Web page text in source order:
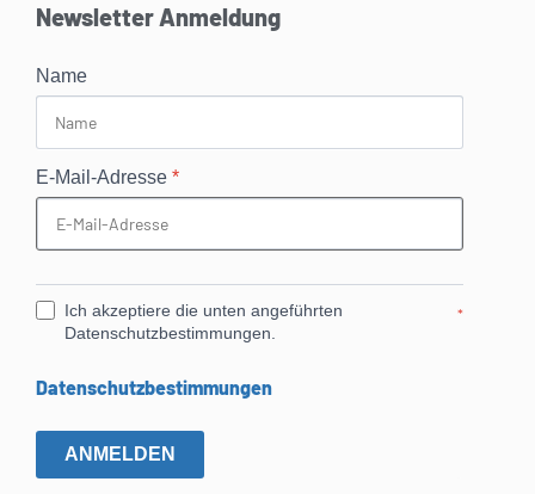
Newsletter Anmeldung
Name
E-Mail-Adresse *
Ich akzeptiere die unten angeführten
Datenschutzbestimmungen.
*
Datenschutzbestimmungen
ANMELDEN